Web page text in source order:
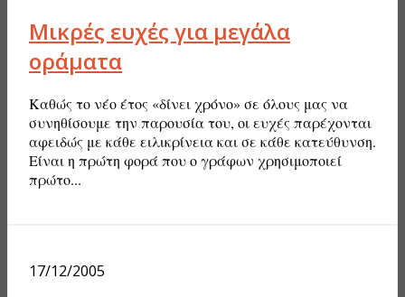
Μικρές ευχές για μεγάλα
οράματα
Καθώς το νέο έτος «δίνει χρόνο» σε όλους μας να
συνηθίσουμε την παρουσία του, οι ευχές παρέχονται
αφειδώς με κάθε ειλικρίνεια και σε κάθε κατεύθυνση.
Είναι η πρώτη φορά που ο γράφων χρησιμοποιεί
πρώτο...
17/12/2005